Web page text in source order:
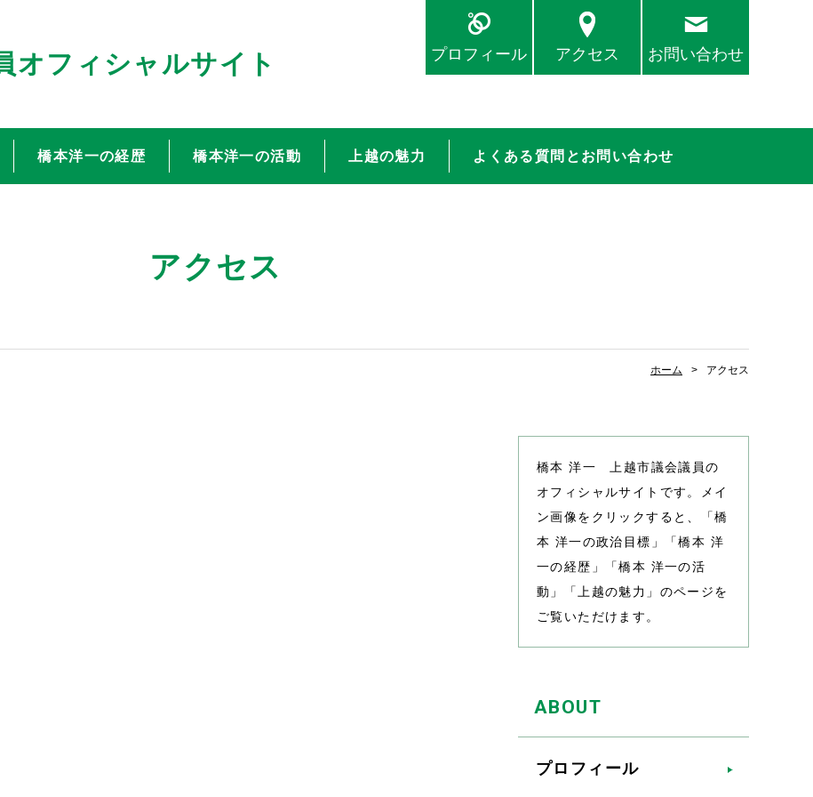
フィシャルサイト プロフィール アクセス お問い合わせ
橋本洋一の経歴 橋本洋一の活動 上越の魅力 よくある質問とお問い合わせ
アクセス
ホーム アクセス
橋本 洋一 上越市議会議員の
オフィシャルサイトです。メイ
ン画像をクリックすると、「橋
本 洋一の政治目標」「橋本 洋
一の経歴」「橋本 洋一の活
動」「上越の魅力」のページを
ご覧いただけます。
ABOUT
プロフィール